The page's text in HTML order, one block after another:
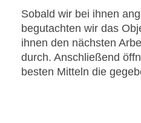
Sobald wir bei ihnen
begutachten wir das
ihnen den nächsten
durch. Anschließend
besten Mitteln die